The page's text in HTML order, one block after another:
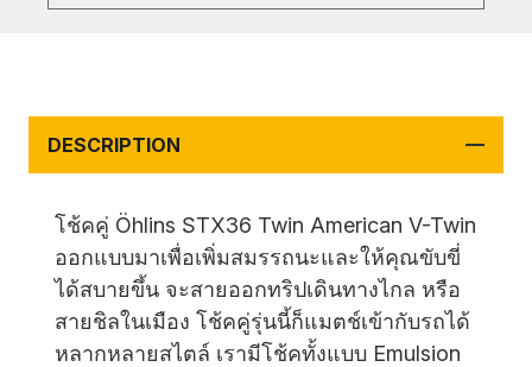
DESCRIPTION
โช้คคู่ Öhlins STX36 Twin American V-Twin
ออกแบบมาเพื่อเพิ่มสมรรถนะและให้คุณขับขี่
ได้สบายขึ้น จะสายออกทริปเดินทางไกล หรือ
สายชิลในเมือง โช้คคู่รุ่นนี้ก็แมตช์เข้ากับรถได้
หลากหลายสไตล์ เรามีโช้คทั้งแบบ Emulsion